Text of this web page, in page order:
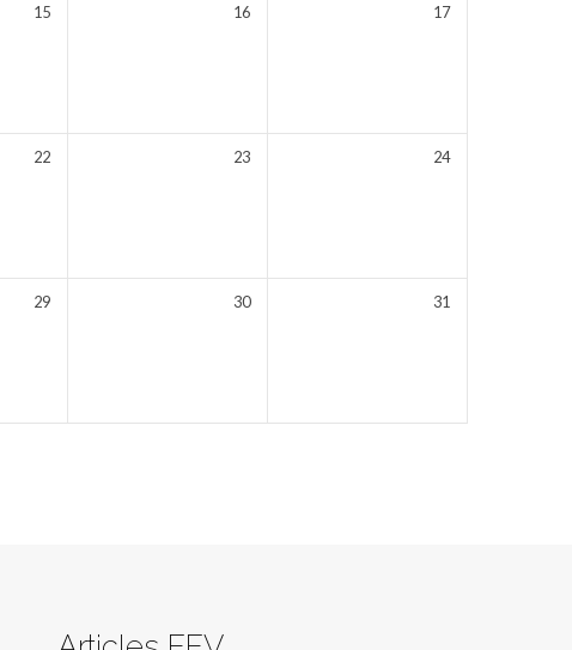
15 16 17
22 23 24
29 30 31